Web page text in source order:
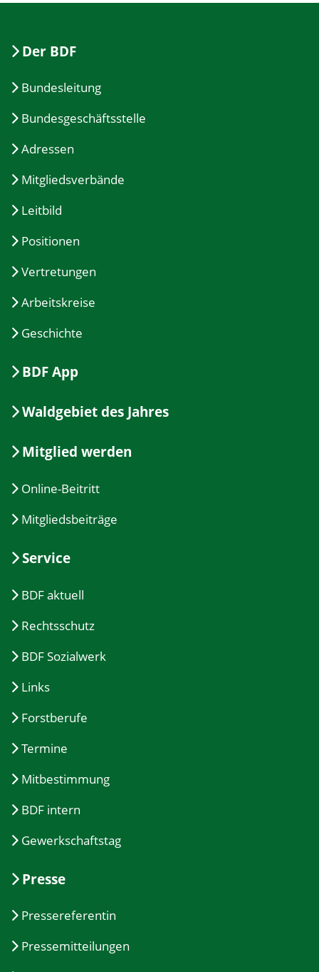
Der BDF
Bundesleitung
Bundesgeschäftsstelle
Adressen
Mitgliedsverbände
Leitbild
Positionen
Vertretungen
Arbeitskreise
Geschichte
BDF App
Waldgebiet des Jahres
Mitglied werden
Online-Beitritt
Mitgliedsbeiträge
Service
BDF aktuell
Rechtsschutz
BDF Sozialwerk
Links
Forstberufe
Termine
Mitbestimmung
BDF intern
Gewerkschaftstag
Presse
Pressereferentin
Pressemitteilungen